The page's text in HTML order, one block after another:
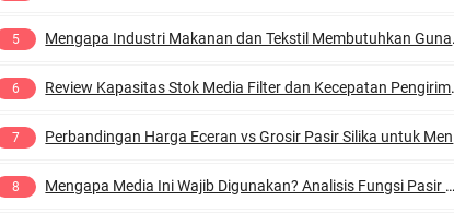
Mengapa Industri Makanan dan Tekstil Membutuhkan Guna Pasir Silika? Ini Kata Ahli Ady Water
Review Kapasitas Stok Media Filter dan Kecepatan Pengiriman dari Gudang Pasir Silika Ady Water
Perbandingan Harga Eceran vs Grosir Pasir Silika untuk Menghemat Budget Proyek Anda
Mengapa Media Ini Wajib Digunakan? Analisis Fungsi Pasir Silika untuk Filter Air Rumah Tangga